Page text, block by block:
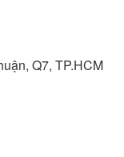
Q7, TP.HCM